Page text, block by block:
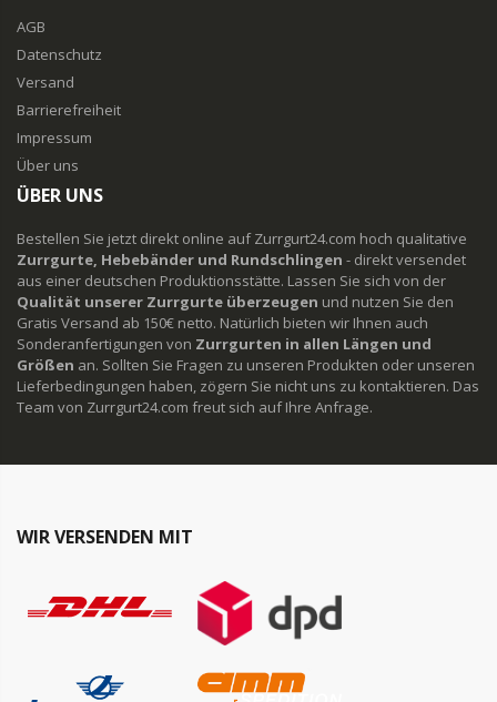
AGB
Datenschutz
Versand
Barrierefreiheit
Impressum
Über uns
ÜBER UNS
Bestellen Sie jetzt direkt online auf Zurrgurt24.com hoch qualitative
Zurrgurte, Hebebänder und Rundschlingen - direkt versendet
aus einer deutschen Produktionsstätte. Lassen Sie sich von der
Qualität unserer Zurrgurte überzeugen und nutzen Sie den
Gratis Versand ab 150€ netto. Natürlich bieten wir Ihnen auch
Sonderanfertigungen von Zurrgurten in allen Längen und
Größen an. Sollten Sie Fragen zu unseren Produkten oder unseren
Lieferbedingungen haben, zögern Sie nicht uns zu kontaktieren. Das
Team von Zurrgurt24.com freut sich auf Ihre Anfrage.
WIR VERSENDEN MIT